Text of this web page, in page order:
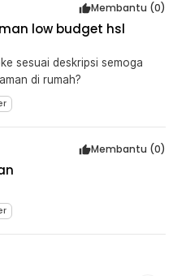
Membantu (0)
low budget hsl
sesuai deskripsi semoga
di rumah?
Membantu (0)